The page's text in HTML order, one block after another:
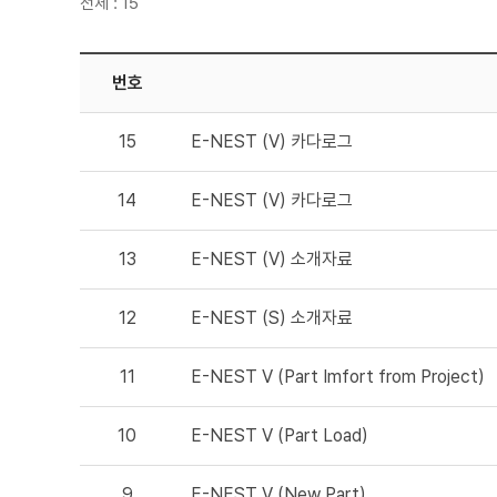
번호
15 E-NEST (V) 카다로그
14 E-NEST (V) 카다로그
13 E-NEST (V) 소개자료
12 E-NEST (S) 소개자료
11 E-NEST V (Part Imfort from Project)
10 E-NEST V (Part Load)